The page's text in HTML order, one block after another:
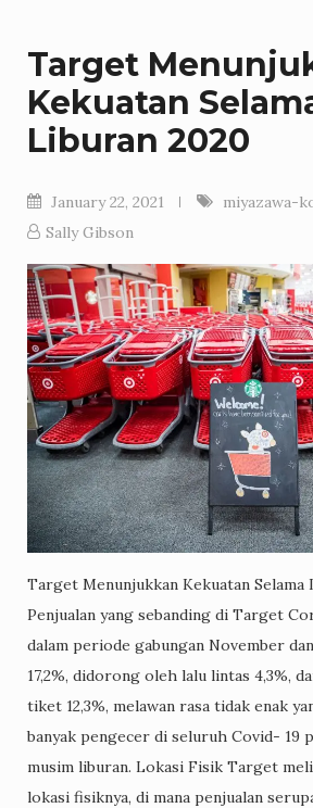
Target
Kekuatan
Liburan 2020
January 22, 2021
miyazawa-
Sally Gibson
Target Menunjukkan Kekuatan Selama
Penjualan yang sebanding di Target
dalam periode gabungan November
17,2%, didorong oleh lalu lintas 4,3%,
tiket 12,3%, melawan rasa tidak enak
banyak pengecer di seluruh Covid- 19
musim liburan. Lokasi Fisik Target
lokasi fisiknya, di mana penjualan